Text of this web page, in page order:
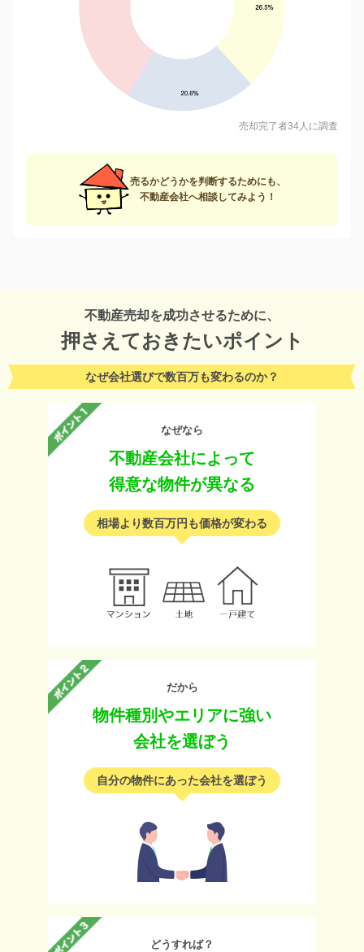
売却完了者34人に調査
売るかどうかを判断するためにも、
不動産会社へ相談してみよう！
不動産売却を成功させるために、
押さえておきたいポイント
なぜ会社選びで数百万も変わるのか？
なぜなら
不動産会社によって
得意な物件が異なる
相場より数百万円も価格が変わる
だから
物件種別やエリアに強い
会社を選ぼう
自分の物件にあった会社を選ぼう
どうすれば？